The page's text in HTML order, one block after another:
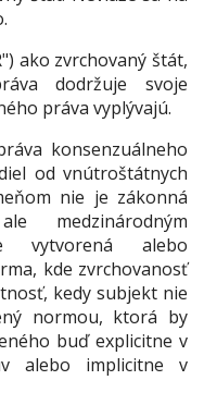
.
ako zvrchovaný štát,
dodržuje svoje
práva vyplývajú.
konsenzuálneho
od vnútroštátnych
nie je zákonná
medzinárodným
vytvorená alebo
kde zvrchovanosť
kedy subjekt nie
normou, ktorá by
buď explicitne v
alebo implicitne v